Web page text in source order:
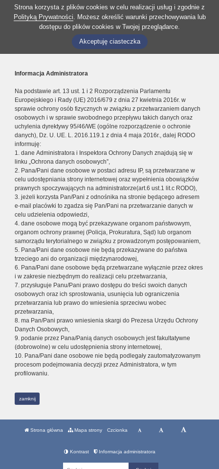
Strona korzysta z plików cookies w celu realizacji usług i zgodnie z
Polityką Prywatności. Możesz określić warunki przechowywania lub
dostępu do plików cookies w Twojej przeglądarce.
Akceptuję ciasteczka
Informacja Administratora
Na podstawie art. 13 ust. 1 i 2 Rozporządzenia Parlamentu
Europejskiego i Rady (UE) 2016/679 z dnia 27 kwietnia 2016r. w
sprawie ochrony osób fizycznych w związku z przetwarzaniem danych
osobowych i w sprawie swobodnego przepływu takich danych oraz
uchylenia dyrektywy 95/46/WE (ogólne rozporządzenie o ochronie
danych), Dz. U. UE. L. 2016.119.1 z dnia 4 maja 2016r., dalej RODO
informuję:
1. dane Administratora i Inspektora Ochrony Danych znajdują się w
linku „Ochrona danych osobowych”,
2. Pana/Pani dane osobowe w postaci adresu IP, są przetwarzane w
celu udostępniania strony internetowej oraz wypełnienia obowiązków
prawnych spoczywających na administratorze(art.6 ust.1 lit.c RODO),
3. jeżeli korzysta Pan/Pani z odnośnika na stronie będącego adresem
e-mail placówki to zgadza się Pan/Pani na przetwarzanie danych w
celu udzielenia odpowiedzi,
4. dane osobowe mogą być przekazywane organom państwowym,
organom ochrony prawnej (Policja, Prokuratura, Sąd) lub organom
samorządu terytorialnego w związku z prowadzonym postępowaniem,
5. Pana/Pani dane osobowe nie będą przekazywane do państwa
trzeciego ani do organizacji międzynarodowej,
6. Pana/Pani dane osobowe będą przetwarzane wyłącznie przez okres
i w zakresie niezbędnym do realizacji celu przetwarzania,
7. przysługuje Panu/Pani prawo dostępu do treści swoich danych
osobowych oraz ich sprostowania, usunięcia lub ograniczenia
przetwarzania lub prawo do wniesienia sprzeciwu wobec
przetwarzania,
8. ma Pan/Pani prawo wniesienia skargi do Prezesa Urzędu Ochrony
Danych Osobowych,
9. podanie przez Pana/Panią danych osobowych jest fakultatywne
(dobrowolne) w celu udostępnienia strony internetowej,
10. Pana/Pani dane osobowe nie będą podlegały zautomatyzowanym
procesom podejmowania decyzji przez Administratora, w tym
profilowaniu.
zamknij
Strona główna Mapa strony Czcionka
Kontrast Informacja administratora